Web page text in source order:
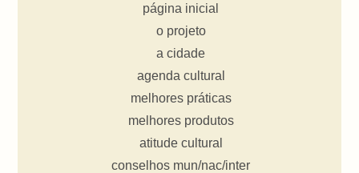
página inicial
o projeto
a cidade
agenda cultural
melhores práticas
melhores produtos
atitude cultural
conselhos mun/nac/inter